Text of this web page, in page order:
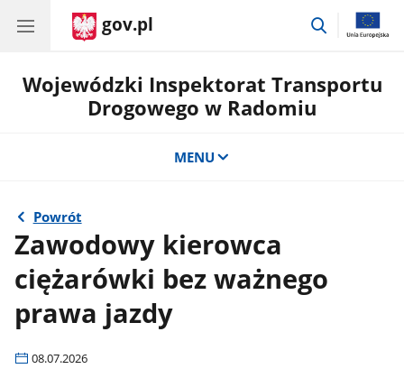
gov.pl
przejdź
Wojewódzki Inspektorat Transportu
Drogowego w Radomiu
MENU
Powrót
Zawodowy kierowca
ciężarówki bez ważnego
prawa jazdy
08.07.2026